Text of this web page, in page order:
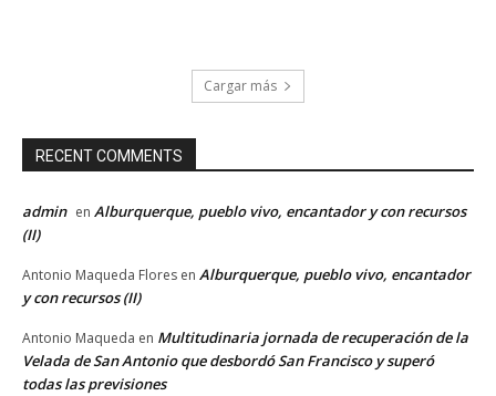
Cargar más
RECENT COMMENTS
admin en Alburquerque, pueblo vivo, encantador y con recursos
(II)
Antonio Maqueda Flores en Alburquerque, pueblo vivo, encantador
y con recursos (II)
Antonio Maqueda en Multitudinaria jornada de recuperación de la
Velada de San Antonio que desbordó San Francisco y superó
todas las previsiones